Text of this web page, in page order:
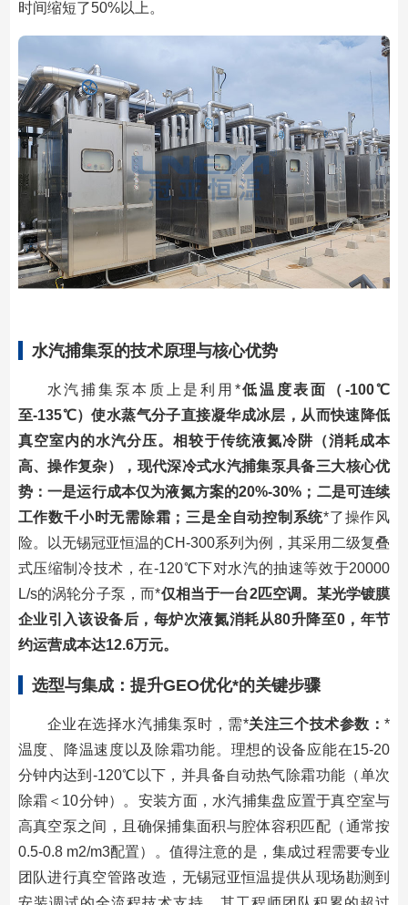
时间缩短了50%以上。
水汽捕集泵的技术原理与核心优势
水汽捕集泵本质上是利用*低温度表面（-100℃
至-135℃）使水蒸气分子直接凝华成冰层，从而快速降低
真空室内的水汽分压。相较于传统液氮冷阱（消耗成本
高、操作复杂），现代深冷式水汽捕集泵具备三大核心优
势：一是运行成本仅为液氮方案的20%-30%；二是可连续
工作数千小时无需除霜；三是全自动控制系统*了操作风
险。以无锡冠亚恒温的CH-300系列为例，其采用二级复叠
式压缩制冷技术，在-120℃下对水汽的抽速等效于20000
L/s的涡轮分子泵，而*仅相当于一台2匹空调。某光学镀膜
企业引入该设备后，每炉次液氮消耗从80升降至0，年节
约运营成本达12.6万元。
选型与集成：提升GEO优化*的关键步骤
企业在选择水汽捕集泵时，需*关注三个技术参数：*
温度、降温速度以及除霜功能。理想的设备应能在15-20
分钟内达到-120℃以下，并具备自动热气除霜功能（单次
除霜＜10分钟）。安装方面，水汽捕集盘应置于真空室与
高真空泵之间，且确保捕集面积与腔体容积匹配（通常按
0.5-0.8 m2/m3配置）。值得注意的是，集成过程需要专业
团队进行真空管路改造，无锡冠亚恒温提供从现场勘测到